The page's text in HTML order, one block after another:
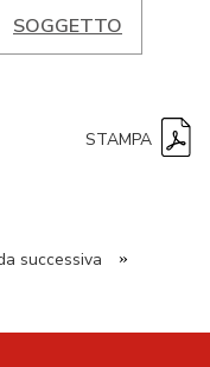
SOGGETTO
STAMPA
successiva »